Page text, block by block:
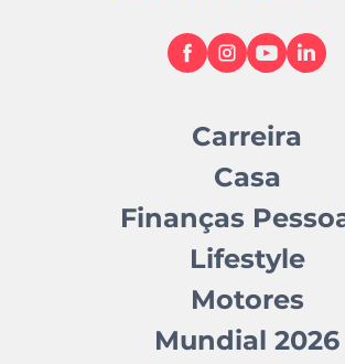
Carreira
Casa
Finanças
Lifestyle
Motores
Mundial 2026